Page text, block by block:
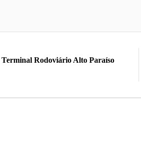
Terminal Rodoviário Alto Paraíso